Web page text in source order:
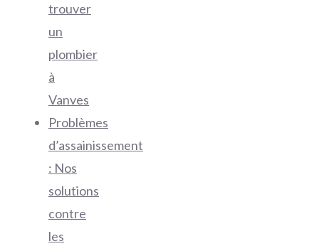
trouver
un
plombier
à
Vanves
Problèmes
d’assainissement
: Nos
solutions
contre
les